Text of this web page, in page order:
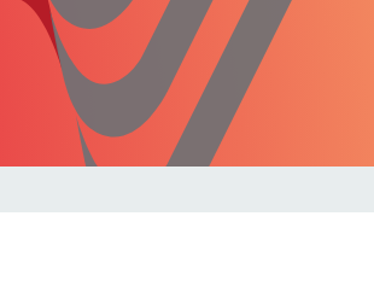
Freizeit
Gesundheit
Internet
Migration
Polizei